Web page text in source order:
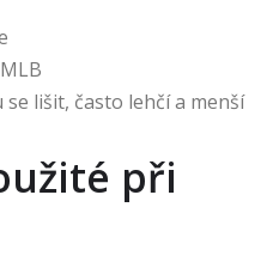
lišit, často lehčí a menší
při